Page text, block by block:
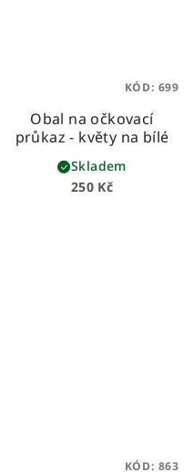
Obal na očkovací
průkaz - květy na bílé
250 Kč
Skladem
KÓD: 699
KÓD: 863